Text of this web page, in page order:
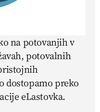
na potovanjih v
potovalnih
dostopamo preko
eLastovka.